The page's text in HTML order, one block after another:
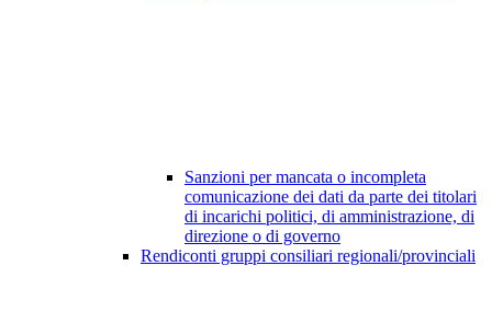
Sanzioni per mancata o incompleta
comunicazione dei dati da parte dei titolari
di incarichi politici, di amministrazione, di
direzione o di governo
Rendiconti gruppi consiliari regionali/provinciali